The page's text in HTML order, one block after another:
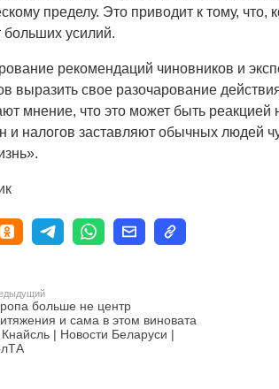
пределу. Это приводит к тому,
больших усилий.
рекомендаций чиновников и
выразить свое разочарование
мнение, что это может быть реакцией
и налогов заставляют обычных людей
больше не центр
и сама в этом виновата
| Новости Беларуси |